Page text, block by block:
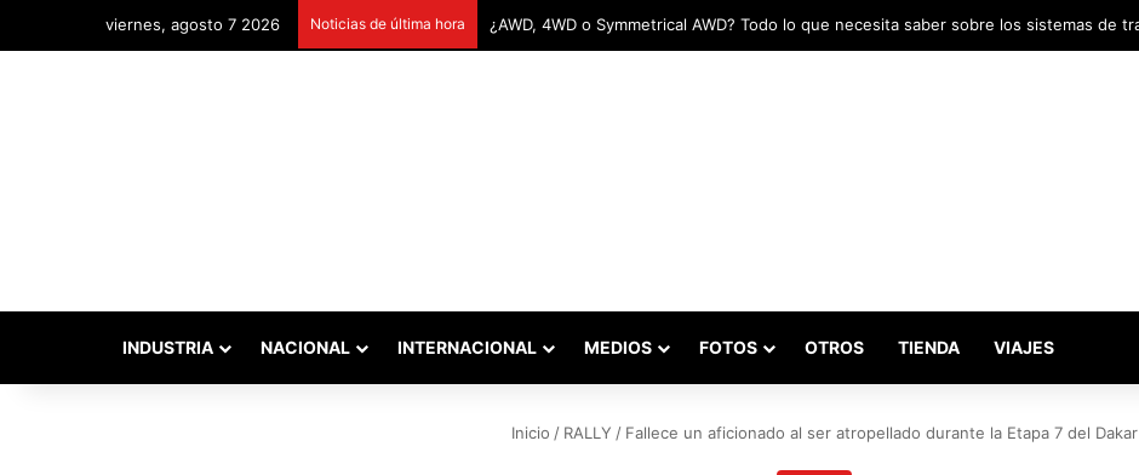
viernes, agosto 7 2026 Noticias de última hora Remontadas marcaron el inicio del Campeonato de Invierno de Kartismo
INDUSTRIA NACIONAL INTERNACIONAL MEDIOS FOTOS OTROS TIENDA VIAJES
Inicio / RALLY / Fallece un aficionado al ser atropellado durante la Etapa 7 del Dakar